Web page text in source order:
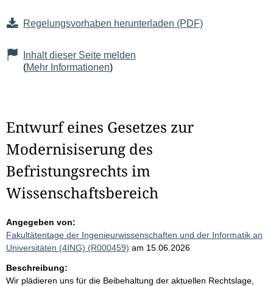
Regelungsvorhaben herunterladen (PDF)
Inhalt dieser Seite melden
(Mehr Informationen)
Entwurf eines Gesetzes zur
Modernisiserung des
Befristungsrechts im
Wissenschaftsbereich
Angegeben von:
Fakultätentage der Ingenieurwissenschaften und der Informatik an
Universitäten (4ING) (R000459) am 15.06.2026
Beschreibung:
Wir plädieren uns für die Beibehaltung der aktuellen Rechtslage,